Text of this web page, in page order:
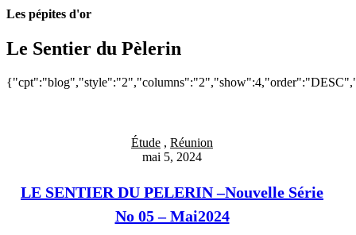
Les pépites d'or
Le Sentier du Pèlerin
Étude , Réunion
mai 5, 2024
LE SENTIER DU PELERIN –Nouvelle Série
No 05 – Mai2024